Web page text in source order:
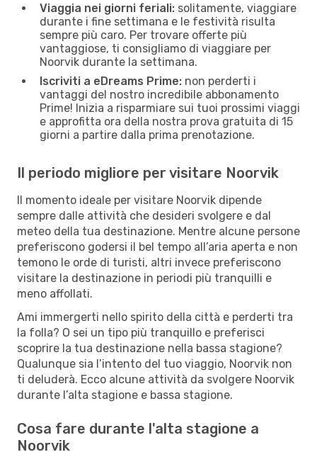
Viaggia nei giorni feriali: solitamente, viaggiare
durante i fine settimana e le festività risulta
sempre più caro. Per trovare offerte più
vantaggiose, ti consigliamo di viaggiare per
Noorvik durante la settimana.
Iscriviti a eDreams Prime: non perderti i
vantaggi del nostro incredibile abbonamento
Prime! Inizia a risparmiare sui tuoi prossimi viaggi
e approfitta ora della nostra prova gratuita di 15
giorni a partire dalla prima prenotazione.
Il periodo migliore per visitare Noorvik
Il momento ideale per visitare Noorvik dipende
sempre dalle attività che desideri svolgere e dal
meteo della tua destinazione. Mentre alcune persone
preferiscono godersi il bel tempo all’aria aperta e non
temono le orde di turisti, altri invece preferiscono
visitare la destinazione in periodi più tranquilli e
meno affollati.
Ami immergerti nello spirito della città e perderti tra
la folla? O sei un tipo più tranquillo e preferisci
scoprire la tua destinazione nella bassa stagione?
Qualunque sia l’intento del tuo viaggio, Noorvik non
ti deluderà. Ecco alcune attività da svolgere Noorvik
durante l’alta stagione e bassa stagione.
Cosa fare durante l'alta stagione a
Noorvik